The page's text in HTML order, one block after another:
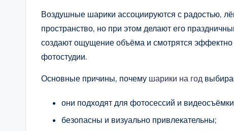
Воздушные шарики ассоциируются с радостью,
пространство, но при этом делают его
создают ощущение объёма и смотрятся эффектно
фотостудии.
Основные причины, почему шарики на год
они подходят для фотосессий и
безопасны и визуально привлекательны;